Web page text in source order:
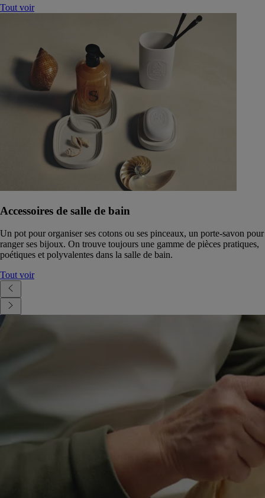
Tout voir
Accessoires de salle de bain
Un pot pour organiser ses cotons ou ses pinceaux, un porte-savon pour
ranger ses bijoux. On trouve toujours une gamme de pièces pratiques,
poétiques et polyvalentes dans la salle de bain.
Tout voir